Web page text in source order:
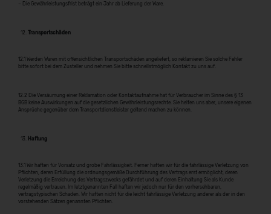
– Die Gewährleistungsfrist beträgt ein Jahr ab Lieferung der Ware.
Transportschäden
12.1 Werden Waren mit offensichtlichen Transportschäden angeliefert, so reklamieren Sie solche Fehler
bitte sofort bei dem Zusteller und nehmen Sie bitte schnellstmöglich Kontakt zu uns auf.
12.2 Die Versäumung einer Reklamation oder Kontaktaufnahme hat für Verbraucher im Sinne des § 13
BGB keine Auswirkungen auf die gesetzlichen Gewährleistungsrechte. Sie helfen uns aber, unsere eigenen
Ansprüche gegenüber dem Transportdienstleister geltend machen zu können.
Haftung
13.1 Wir haften für Vorsatz und grobe Fahrlässigkeit. Ferner haften wir für die fahrlässige Verletzung von
Pflichten, deren Erfüllung die ordnungsgemäße Durchführung des Vertrags erst ermöglicht, deren
Verletzung die Erreichung des Vertragszwecks gefährdet und auf deren Einhaltung Sie als Kunde
regelmäßig vertrauen. Im letztgenannten Fall haften wir jedoch nur für den vorhersehbaren,
vertragstypischen Schaden. Wir haften nicht für die leicht fahrlässige Verletzung anderer als der in den
vorstehenden Sätzen genannten Pflichten.